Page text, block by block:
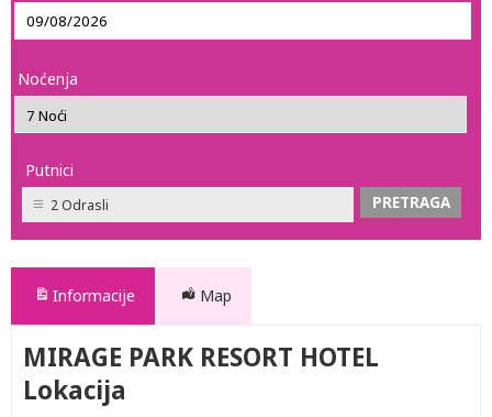
Noćenja
Putnici
2 Odrasli
Informacije Map
MIRAGE PARK RESORT HOTEL
Lokacija